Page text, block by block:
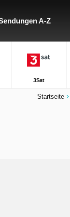
A-Z
3Sat
Startseite